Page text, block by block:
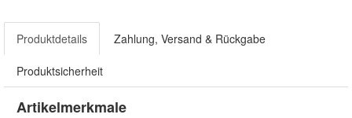
Produktdetails Zahlung, Versand & Rückgabe
Produktsicherheit
Artikelmerkmale